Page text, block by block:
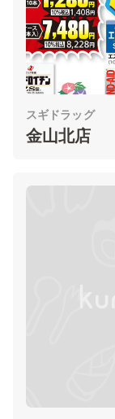
スギドラッグ
金山北店